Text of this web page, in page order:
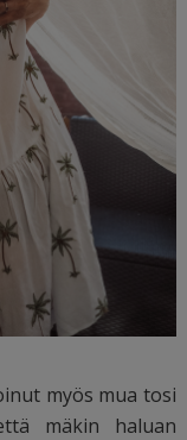
myös mua tosi
mäkin haluan